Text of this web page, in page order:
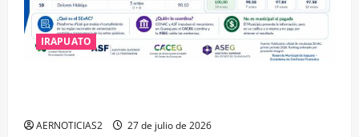
IRAPUATO
AERNOTICIAS2 27 de julio de 2026